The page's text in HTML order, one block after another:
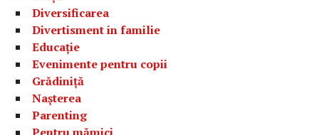
Diversificarea
Divertisment in familie
Educație
Evenimente pentru copii
Grădiniță
Nașterea
Parenting